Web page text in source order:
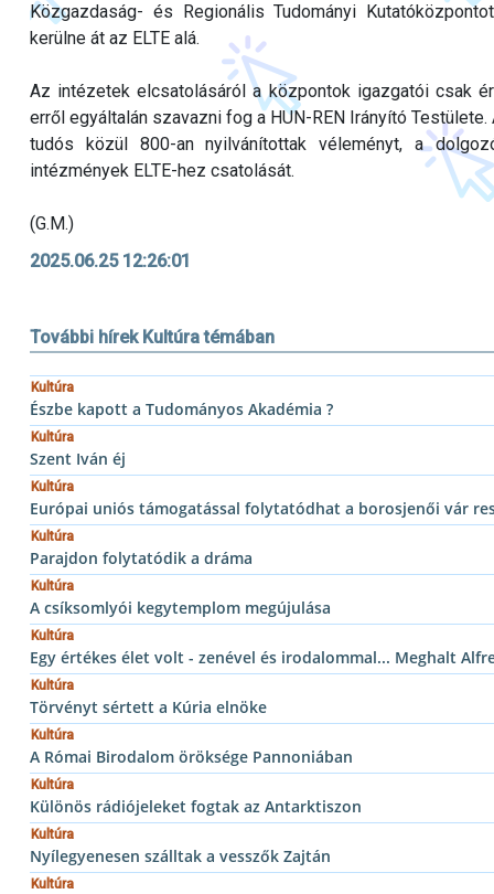
Közgazdaság- és Regionális Tudományi
kerülne át az ELTE alá.
Az intézetek elcsatolásáról a központok igazgatói csak
erről egyáltalán szavazni fog a HUN-REN Irányító
tudós közül 800-an nyilvánítottak véleményt, a
intézmények ELTE-hez csatolását.
(G.M.)
2025.06.25 12:26:01
További hírek Kultúra témában
Kultúra
Észbe kapott a Tudományos Akadémia ?
Kultúra
Szent Iván éj
Kultúra
Európai uniós támogatással folytatódhat a borosjenői vár
Kultúra
Parajdon folytatódik a dráma
Kultúra
A csíksomlyói kegytemplom megújulása
Kultúra
Egy értékes élet volt - zenével és irodalommal... Meghalt
Kultúra
Törvényt sértett a Kúria elnöke
Kultúra
A Római Birodalom öröksége Pannoniában
Kultúra
Különös rádiójeleket fogtak az Antarktiszon
Kultúra
Nyílegyenesen szálltak a vesszők Zajtán
Kultúra